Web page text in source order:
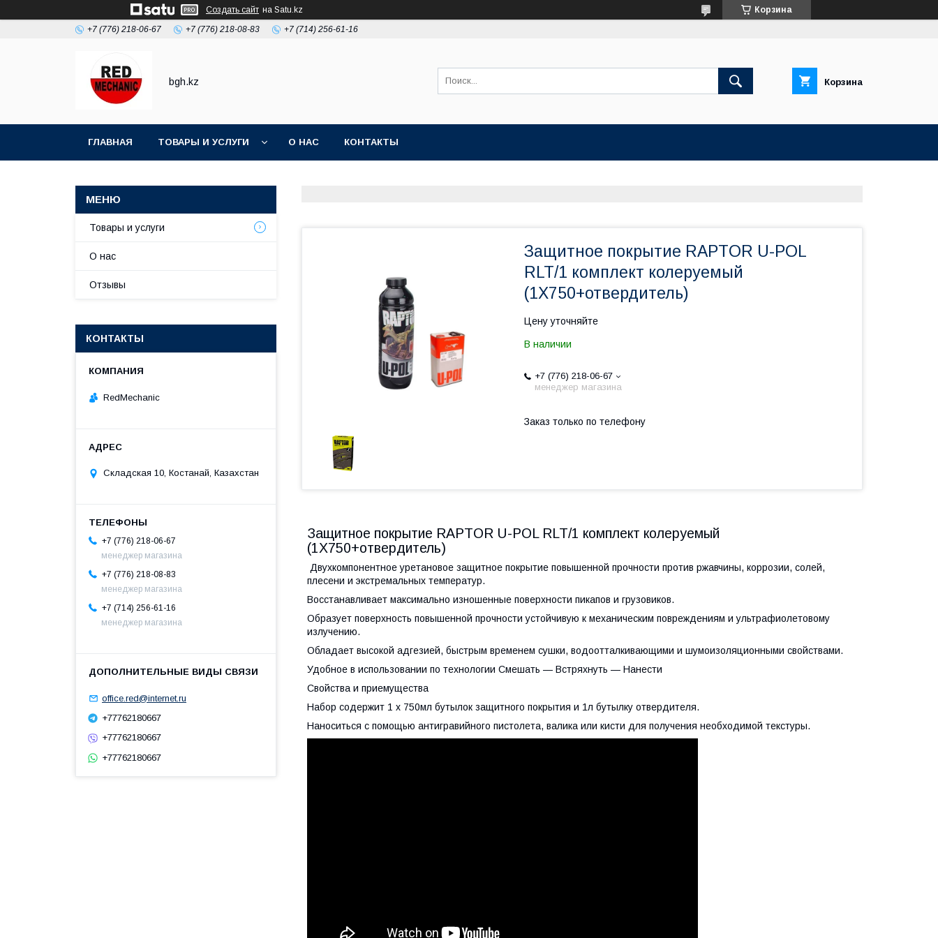
Создать сайт на Satu.kz Корзина
+7 (776) 218-06-67 +7 (776) 218-08-83 +7 (714) 256-61-16
bgh.kz Корзина
ГЛАВНАЯ ТОВАРЫ И УСЛУГИ О НАС КОНТАКТЫ
Защитное покрытие RAPTOR U-POL
RLT/1 комплект колеруемый
(1X750+отвердитель)
Цену уточняйте
В наличии
+7 (776) 218-06-67
менеджер магазина
Заказ только по телефону
Защитное покрытие RAPTOR U-POL RLT/1 комплект колеруемый
(1X750+отвердитель)
Двухкомпонентное уретановое защитное покрытие повышенной прочности против ржавчины, коррозии, солей,
плесени и экстремальных температур.
Восстанавливает максимально изношенные поверхности пикапов и грузовиков.
Образует поверхность повышенной прочности устойчивую к механическим повреждениям и ультрафиолетовому
излучению.
Обладает высокой адгезией, быстрым временем сушки, водоотталкивающими и шумоизоляционными свойствами.
Удобное в использовании по технологии Смешать — Встряхнуть — Нанести
Свойства и приемущества
Набор содержит 1 x 750мл бутылок защитного покрытия и 1л бутылку отвердителя.
Наноситься с помощью антигравийного пистолета, валика или кисти для получения необходимой текстуры.
Товары и услуги
О нас
Отзывы
КОНТАКТЫ
RedMechanic
Складская 10, Костанай, Казахстан
+7 (776) 218-06-67
менеджер магазина
+7 (776) 218-08-83
менеджер магазина
+7 (714) 256-61-16
менеджер магазина
office.red@internet.ru
+77762180667
+77762180667
+77762180667